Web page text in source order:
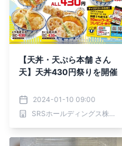
【天丼・天ぷら本舗 さん
天】天丼430円祭りを開催
2024-01-10 09:00
SRSホールディングス株式会社